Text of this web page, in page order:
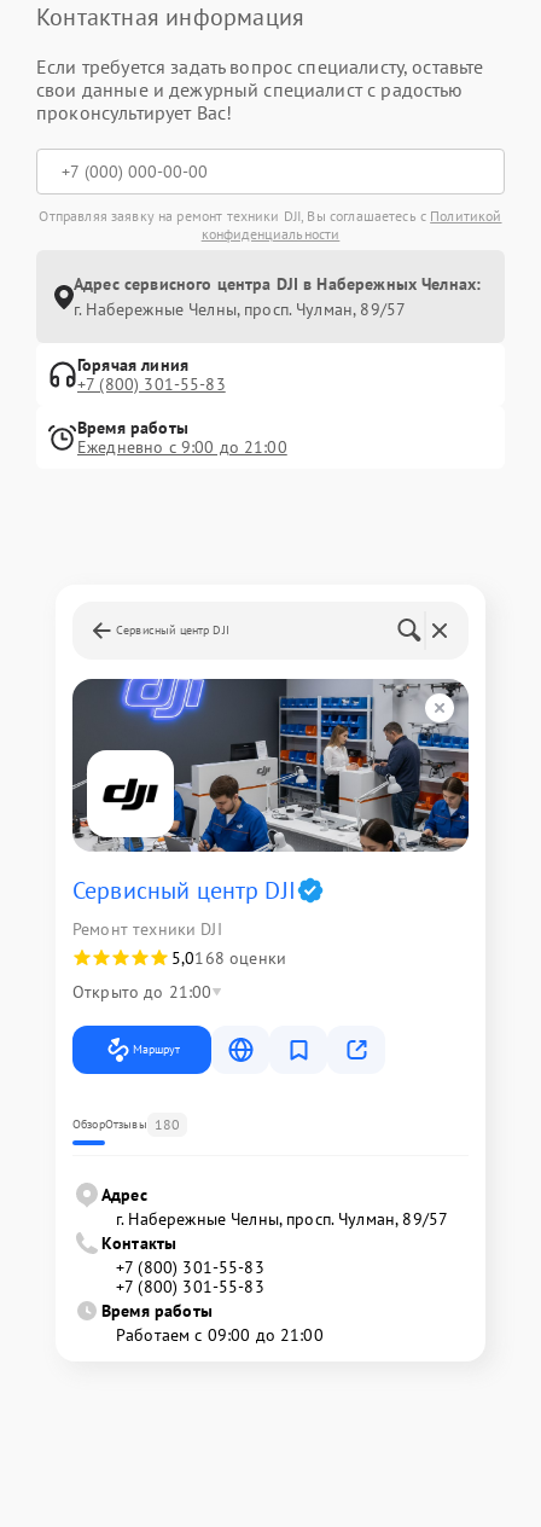
Контактная информация
Если требуется задать вопрос специалисту, оставьте
свои данные и дежурный специалист с радостью
проконсультирует Вас!
Отправляя заявку на ремонт техники DJI, Вы соглашаетесь с Политикой
конфиденциальности
Адрес сервисного центра DJI в Набережных Челнах:
г. Набережные Челны, просп. Чулман, 89/57
Горячая линия
+7 (800) 301-55-83
Время работы
Ежедневно с 9:00 до 21:00
Сервисный центр DJI
Сервисный центр DJI
Ремонт техники DJI
5,0168 оценки
Открыто до 21:00
Маршрут
ОбзорОтзывы 180
Адрес
г. Набережные Челны, просп. Чулман, 89/57
Контакты
+7 (800) 301-55-83
+7 (800) 301-55-83
Время работы
Работаем с 09:00 до 21:00